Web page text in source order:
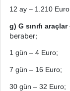
12 ay – 1.210 Euro.
g) G sınıfı araçlar
beraber;
1 gün – 4 Euro;
7 gün – 16 Euro;
30 gün – 32 Euro;